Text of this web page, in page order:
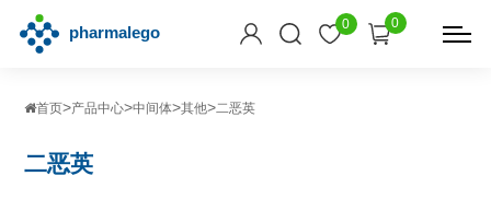
0 0
首页>产品中心>中间体>其他>二恶英
二恶英